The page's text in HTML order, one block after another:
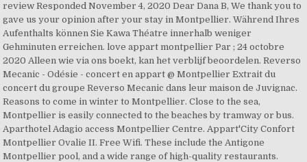
review Responded November 4, 2020 Dear Dana B, We thank you to
gave us your opinion after your stay in Montpellier. Während Ihres
Aufenthalts können Sie Kawa Théatre innerhalb weniger
Gehminuten erreichen. love appart montpellier Par ; 24 octobre
2020 Alleen wie via ons boekt, kan het verblijf beoordelen. Reverso
Mecanic - Odésie - concert en appart @ Montpellier Extrait du
concert du groupe Reverso Mecanic dans leur maison de Juvignac.
Reasons to come in winter to Montpellier. Close to the sea,
Montpellier is easily connected to the beaches by tramway or bus.
Aparthotel Adagio access Montpellier Centre. Appart'City Confort
Montpellier Ovalie II. Free Wifi. These include the Antigone
Montpellier pool, and a wide range of high-quality restaurants.